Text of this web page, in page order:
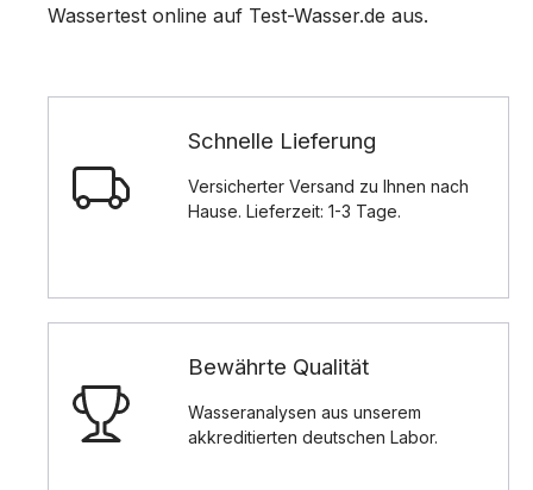
Wassertest online auf Test-Wasser.de aus.
Schnelle Lieferung
Versicherter Versand zu Ihnen nach
Hause. Lieferzeit: 1-3 Tage.
Bewährte Qualität
Wasseranalysen aus unserem
akkreditierten deutschen Labor.